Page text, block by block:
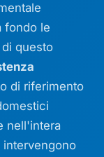
fondo le
questo
di riferimento
nell'intera